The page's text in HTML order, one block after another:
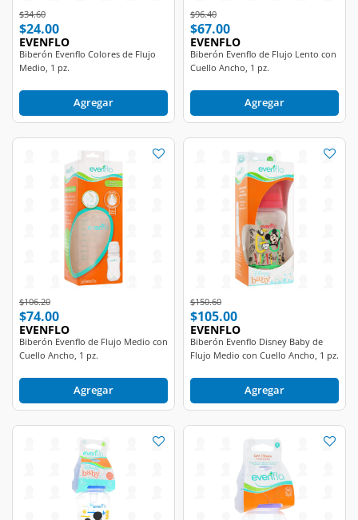
Price reduced from
$34.60to
$24.00
EVENFLO
Biberón Evenflo Colores de Flujo
Medio, 1 pz.
Agregar
Price reduced from
$96.40to
$67.00
EVENFLO
Biberón Evenflo de Flujo Lento con
Cuello Ancho, 1 pz.
Agregar
Price reduced from
$106.20to
$74.00
EVENFLO
Biberón Evenflo de Flujo Medio con
Cuello Ancho, 1 pz.
Agregar
Price reduced from
$150.60to
$105.00
EVENFLO
Biberón Evenflo Disney Baby de
Flujo Medio con Cuello Ancho, 1 pz.
Agregar